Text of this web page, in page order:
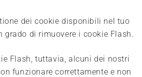
dei cookie disponibili nel tuo
grado di rimuovere i cookie Flash.
Flash, tuttavia, alcuni dei nostri
funzionare correttamente e non